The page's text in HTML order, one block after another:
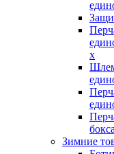
х
бокса
Зимние